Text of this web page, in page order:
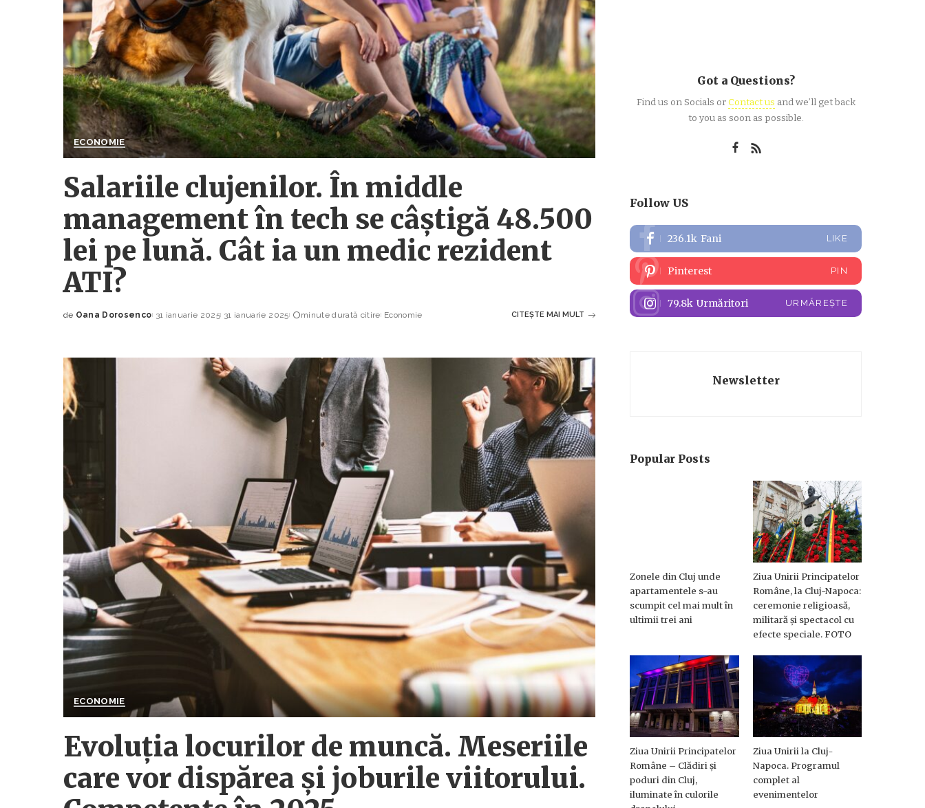
ECONOMIE
Salariile clujenilor. În middle
management în tech se câștigă 48.500
lei pe lună. Cât ia un medic rezident
ATI?
Posted
de Oana Dorosenco 31 ianuarie 2025 31 ianuarie 2025 minute durată citire Economie CITEȘTE MAI MULT
ECONOMIE
Evoluția locurilor de muncă. Meseriile
care vor dispărea și joburile viitorului.
Got a Questions?
Find us on Socials orContact us and we’ll get back
to you as soon as possible.
Follow US
236.1k Fani LIKE
Pinterest PIN
79.8k Urmăritori URMĂREȘTE
Newsletter
Popular Posts
Zonele din Cluj unde
apartamentele s-au
scumpit cel mai mult în
ultimii trei ani
Ziua Unirii Principatelor
Române, la Cluj-Napoca:
ceremonie religioasă,
militară și spectacol cu
efecte speciale. FOTO
Ziua Unirii Principatelor
Române – Clădiri și
poduri din Cluj,
iluminate în culorile
Ziua Unirii la Cluj-
Napoca. Programul
complet al
evenimentelor